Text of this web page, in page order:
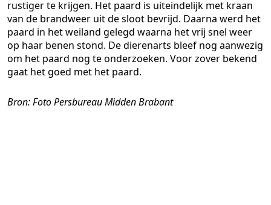
rustiger te krijgen. Het paard is uiteindelijk met kraan
van de brandweer uit de sloot bevrijd. Daarna werd het
paard in het weiland gelegd waarna het vrij snel weer
op haar benen stond. De dierenarts bleef nog aanwezig
om het paard nog te onderzoeken. Voor zover bekend
gaat het goed met het paard.
Bron: Foto Persbureau Midden Brabant